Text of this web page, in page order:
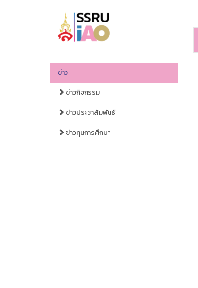
ข่าว
ข่าวกิจกรรม
ข่าวประชาสัมพันธ์
ข่าวทุนการศึกษา